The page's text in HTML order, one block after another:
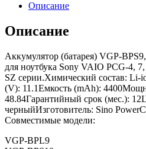
Описание
Описание
Аккумулятор (батарея) VGP-
для ноутбука Sony VAIO PCG-4,
SZ серии.Химический состав: Li-
(V): 11.1Емкость (mAh):
48.84Гарантийный срок (мес.):
черныйИзготовитель: Sino
Совместимые модели:
VGP-BPL9